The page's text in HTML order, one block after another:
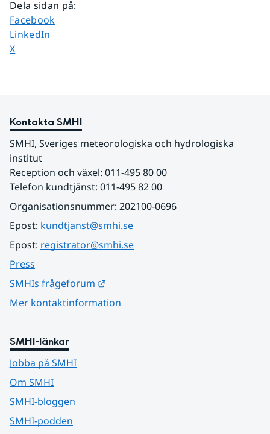
Dela sidan på:
Dela sidan på
Facebook
Dela sidan på
LinkedIn
Dela sidan på
X
Kontakta SMHI
SMHI, Sveriges meteorologiska och hydrologiska
institut
Reception och växel: 011-495 80 00
Telefon kundtjänst: 011-495 82 00
Organisationsnummer: 202100-0696
Epost: kundtjanst@smhi.se
Epost: registrator@smhi.se
Press
SMHIs frågeforum
Mer kontaktinformation
SMHI-länkar
Jobba på SMHI
Om SMHI
SMHI-bloggen
SMHI-podden